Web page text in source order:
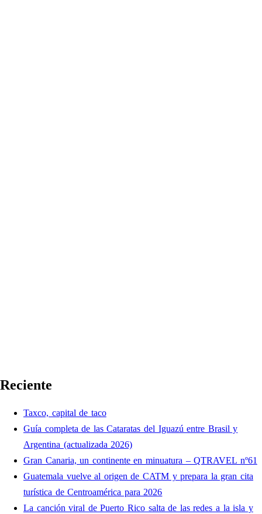
Reciente
Taxco, capital de taco
Guía completa de las Cataratas del Iguazú entre Brasil y
Argentina (actualizada 2026)
Gran Canaria, un continente en minuatura – QTRAVEL nº61
Guatemala vuelve al origen de CATM y prepara la gran cita
turística de Centroamérica para 2026
La canción viral de Puerto Rico salta de las redes a la isla y